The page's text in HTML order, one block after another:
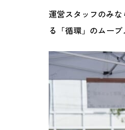
運営スタッフのみ
る「循環」のムー